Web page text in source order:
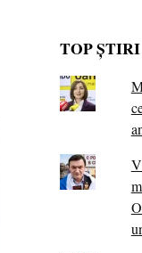
TOP ȘTIRI